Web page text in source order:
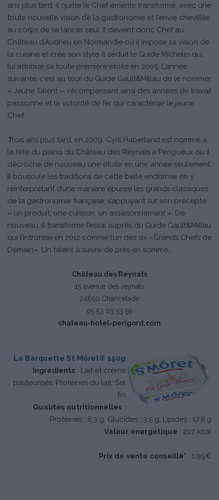
ans plus tard, il quitte le Chef émérite transformé, avec une
toute nouvelle vision de la gastronomie et l’envie chevillée
au corps de se lancer seul. Il devient donc Chef au
Château d’Audrieu en Normandie où il impose sa vision de
la cuisine et crée son style. Il séduit le Guide Michelin qui
lui attribue sa toute première étoile en 2005. L’année
suivante, c’est au tour du Guide Gault&Millau de le nommer
« Jeune Talent », récompensant ainsi des années de travail
passionné et la volonté de fer qui caractérise le jeune
Chef.
Trois ans plus tard, en 2009, Cyril Haberland est nommé à
la tête du piano du Château des Reynats à Périgueux où il
décroche de nouveau une étoile en une année seulement.
Il bouscule les traditions de cette belle endormie en y
réinterprétant d’une manière épurée les grands classiques
de la gastronomie française, s’appuyant sur son précepte
« un produit, une cuisson, un assaisonnement ». De
nouveau, il transforme l’essai auprès du Guide Gault&Millau
qui l’intronise en 2012 comme l’un des six «Grands Chefs de
Demain». Un talent à suivre de près en somme…
Château des Reynats
15 avenue des reynats
24650 Chancelade
05 53 03 53 59
chateau-hotel-perigord.com
La Barquette St Môret® 150g
Ingrédients : Lait et crème
pasteurisés, Protéines du lait, Sel
fin
Qualités nutritionnelles :
Protéines : 8.3 g, Glucides : 3.5 g, Lipides : 17.8 g
Valeur énergétique : 207 kcal
Prix de vente conseillé* : 1.99€